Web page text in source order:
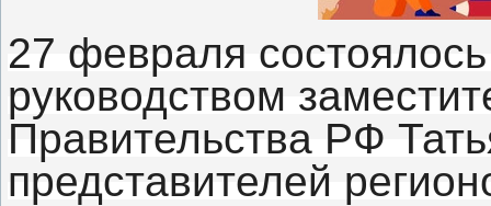
27 февраля
руководством
Правительства РФ
представителей